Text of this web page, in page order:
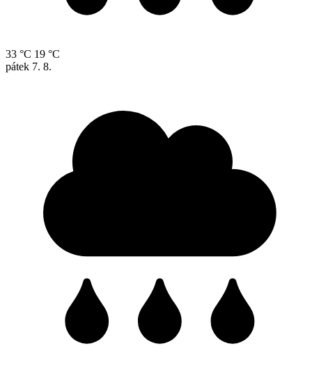
33 °C 19 °C
pátek 7. 8.